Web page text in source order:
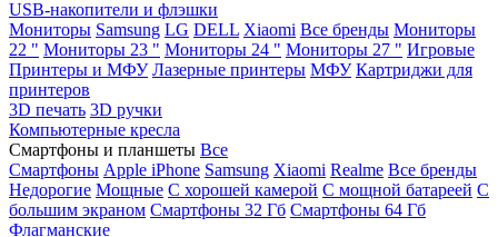
USB-накопители и флэшки
Мониторы Samsung LG DELL Xiaomi Все бренды Мониторы
22 " Мониторы 23 " Мониторы 24 " Мониторы 27 " Игровые
Принтеры и МФУ Лазерные принтеры МФУ Картриджи для
принтеров
3D печать 3D ручки
Компьютерные кресла
Смартфоны и планшеты Все
Смартфоны Apple iPhone Samsung Xiaomi Realme Все бренды
Недорогие Мощные С хорошей камерой С мощной батареей С
большим экраном Смартфоны 32 Гб Смартфоны 64 Гб
Флагманские